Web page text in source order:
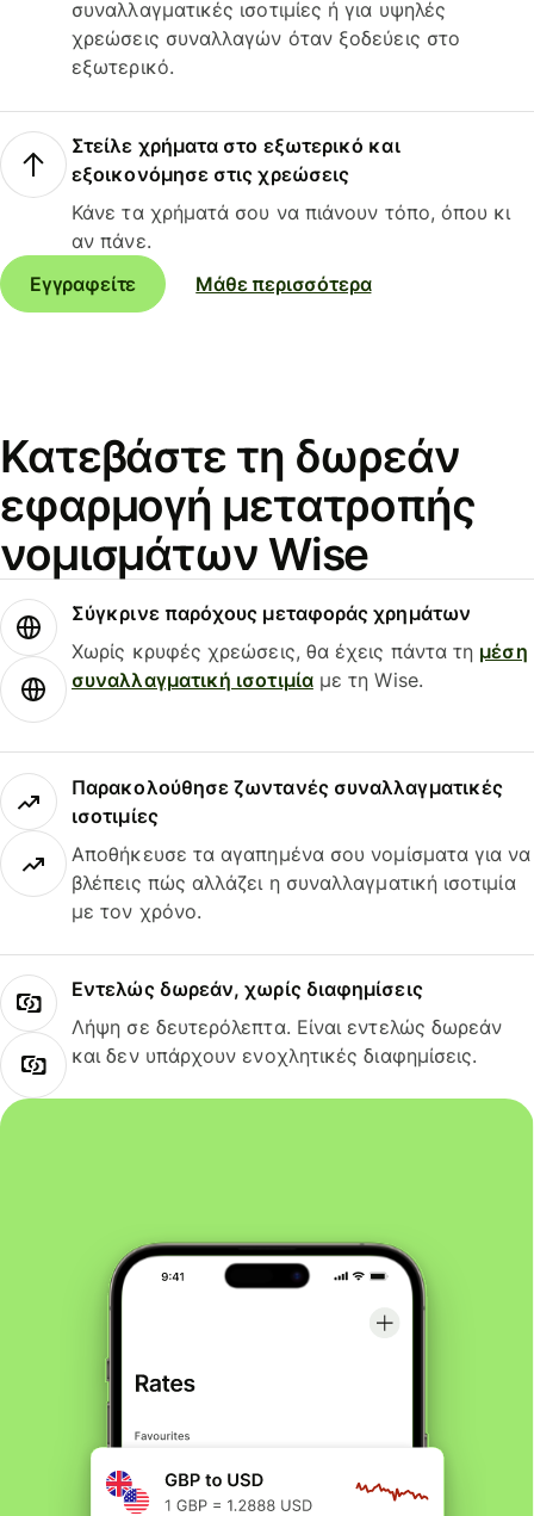
συναλλαγματικές ισοτιμίες ή για υψηλές
χρεώσεις συναλλαγών όταν ξοδεύεις στο
εξωτερικό.
Στείλε χρήματα στο εξωτερικό και
εξοικονόμησε στις χρεώσεις
Κάνε τα χρήματά σου να πιάνουν τόπο, όπου κι
αν πάνε.
Εγγραφείτε
Μάθε περισσότερα
Κατεβάστε τη δωρεάν
εφαρμογή μετατροπής
νομισμάτων Wise
Σύγκρινε παρόχους μεταφοράς χρημάτων
Χωρίς κρυφές χρεώσεις, θα έχεις πάντα τη μέση
συναλλαγματική ισοτιμίαμε τη Wise.
Παρακολούθησε ζωντανές συναλλαγματικές
ισοτιμίες
Αποθήκευσε τα αγαπημένα σου νομίσματα για να
βλέπεις πώς αλλάζει η συναλλαγματική ισοτιμία
με τον χρόνο.
Εντελώς δωρεάν, χωρίς διαφημίσεις
Λήψη σε δευτερόλεπτα. Είναι εντελώς δωρεάν
και δεν υπάρχουν ενοχλητικές διαφημίσεις.